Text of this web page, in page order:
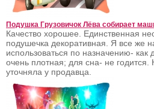
Подушка Грузовичок Лёва собирает
Качество хорошее. Единственная
подушечка декоративная. Я все же
использоваться по назначению- как
очень плотная; для сна- не
уточняла у продавца.